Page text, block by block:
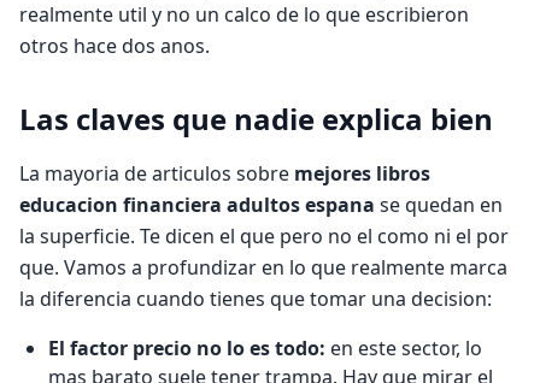
realmente util y no un calco de lo que escribieron
otros hace dos anos.
Las claves que nadie explica bien
La mayoria de articulos sobre mejores libros
educacion financiera adultos espana se quedan en
la superficie. Te dicen el que pero no el como ni el por
que. Vamos a profundizar en lo que realmente marca
la diferencia cuando tienes que tomar una decision:
El factor precio no lo es todo: en este sector, lo
mas barato suele tener trampa. Hay que mirar el